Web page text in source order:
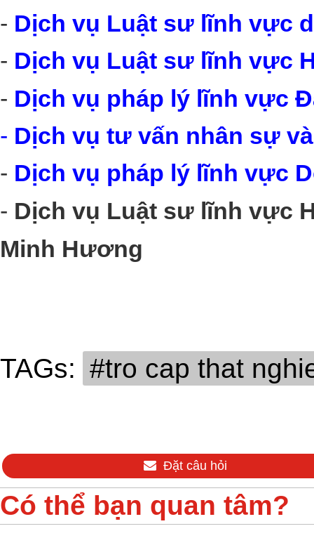
- Dịch vụ Luật sư lĩnh vực
- Dịch vụ Luật sư lĩnh vực
- Dịch vụ pháp lý lĩnh vực
- Dịch vụ tư vấn nhân sự
- Dịch vụ pháp lý lĩnh vực
- Dịch vụ Luật sư lĩnh vực
Minh Hương
TAGs: #tro cap that
Đặt câu hỏi
Có thể bạn quan tâm?